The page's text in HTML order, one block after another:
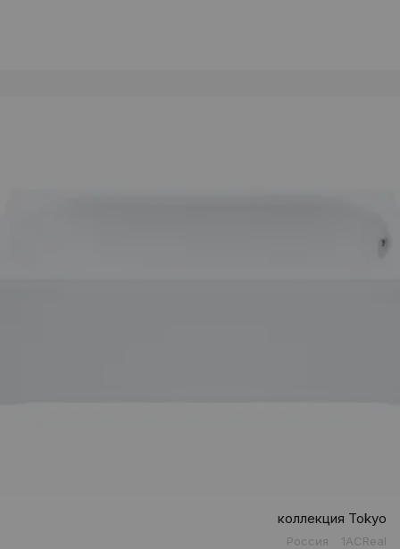
коллекция Tokyo
Россия 1ACReal